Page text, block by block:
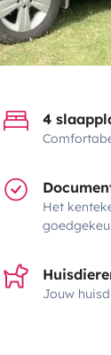
4
Het
Jouw